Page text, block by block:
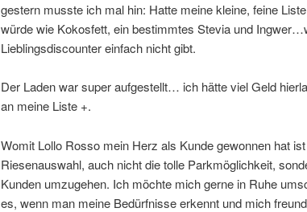
gestern musste ich mal hin: Hatte meine kleine, feine
würde wie Kokosfett, ein bestimmtes Stevia und
Lieblingsdiscounter einfach nicht gibt.
Der Laden war super aufgestellt… ich hätte viel Geld
an meine Liste +.
Womit Lollo Rosso mein Herz als Kunde gewonnen hat
Riesenauswahl, auch nicht die tolle Parkmöglichkeit,
Kunden umzugehen. Ich möchte mich gerne in Ruhe
es, wenn man meine Bedürfnisse erkennt und mich